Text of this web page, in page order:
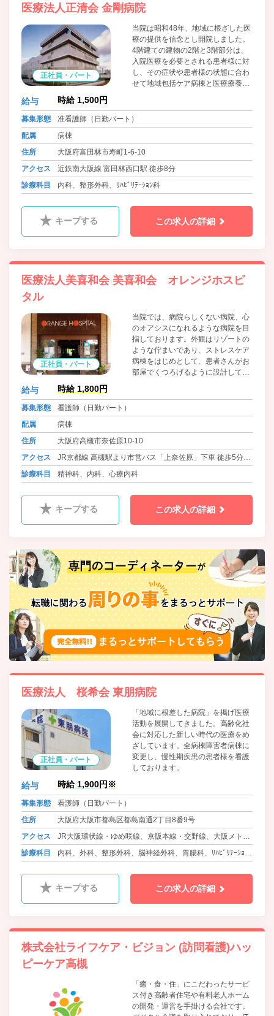
医療法人正清会 金剛病院
正社員・パート
当院は昭和48年、地域に根ざした医
療の提供を信念とし開院しました。
4階建ての建物の2階と3階部分は、
入院医療を必要とされる患者様に対
し、その症状や患者様の状態に合わ
せて地域包括ケア病棟と医療療養病
給与 時給 1,500円
募集形態
准看護師（日勤パート）
配属
病棟
住所
大阪府富田林市寿町1-6-10
アクセス
近鉄南大阪線 富田林西口駅 徒歩8分
診療科目
内科、整形外科、ﾘﾊﾋﾞﾘﾃｰｼｮﾝ科
キープする この求人の詳細
医療法人美喜和会 美喜和会 オレンジホスピ
タル
正社員・パート
当院では、病院らしくない病院、心
のオアシスになれるような病院を目
指しております。外観はリゾートの
ような佇まいであり、ストレスケア
病棟をはじめとして、患者さんがお
部屋でくつろげるように設計してあ
よう工夫を重ねております。さらに
点で風通しの良い環境を整えること
に気配りしております。
給与 時給 1,800円
募集形態
看護師（日勤パート）
配属
病棟
住所
大阪府高槻市奈佐原10-10
アクセス
JR京都線 高槻駅より市営バス「上奈佐原」下車 徒歩5分
JR京都線 摂津富田駅より市営バス「上奈佐原」下車 徒歩5
診療科目 精神科、内科、心療内科
キープする この求人の詳細
医療法人 桜希会 東朋病院
正社員・パート
「地域に根差した病院」を掲げ医療
活動を展開してきました。高齢化社
会に対応した新しい時代の医療をめ
ざしています。全病棟障害者病棟に
変更し、慢性期疾患の患者様を看護
しております。
給与 時給 1,900円※
募集形態
看護師（日勤パート）
住所
大阪府大阪市都島区都島南通2丁目8番9号
アクセス
JR大阪環状線・ゆめ咲線、京阪本線・交野線、大阪メトロ
長堀鶴見緑地線、JR学研都市線・東西線 京橋駅 徒歩7分
診療科目
内科、外科、整形外科、脳神経外科、胃腸科、ﾘﾊﾋﾞﾘﾃｰｼｮﾝ
キープする この求人の詳細
株式会社ライフケア・ビジョン (訪問看護)ハッ
ピーケア高槻
「癒・食・住」にこだわったサービ
ス付き高齢者住宅や有料老人ホーム
の開発・運営を手掛ける会社です。